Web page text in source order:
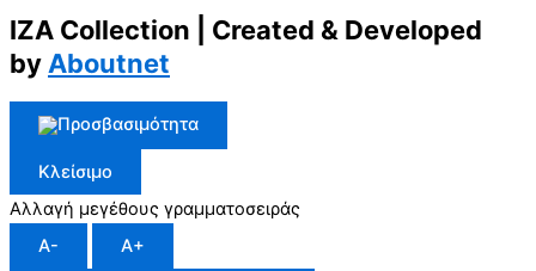
IZA Collection | Created & Developed
by Aboutnet
Κλείσιμο
Αλλαγή μεγέθους γραμματοσειράς
A-
A+